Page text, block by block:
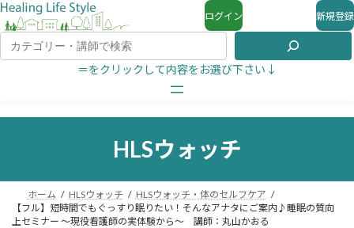
ログイン 新規登録
＝をクリックして内容をお選び下さい↓
HLSウォッチ
ホーム HLSウォッチ
HLSウォッチ・体のセルフケア
【フル】短時間でもぐっすり眠りたい！そんなアナタにご案内♪睡眠の質向
上セミナー 〜現役看護師の実体験から〜 講師：丸山かおる